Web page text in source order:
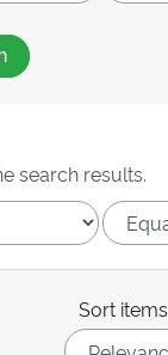
search results.
Sort